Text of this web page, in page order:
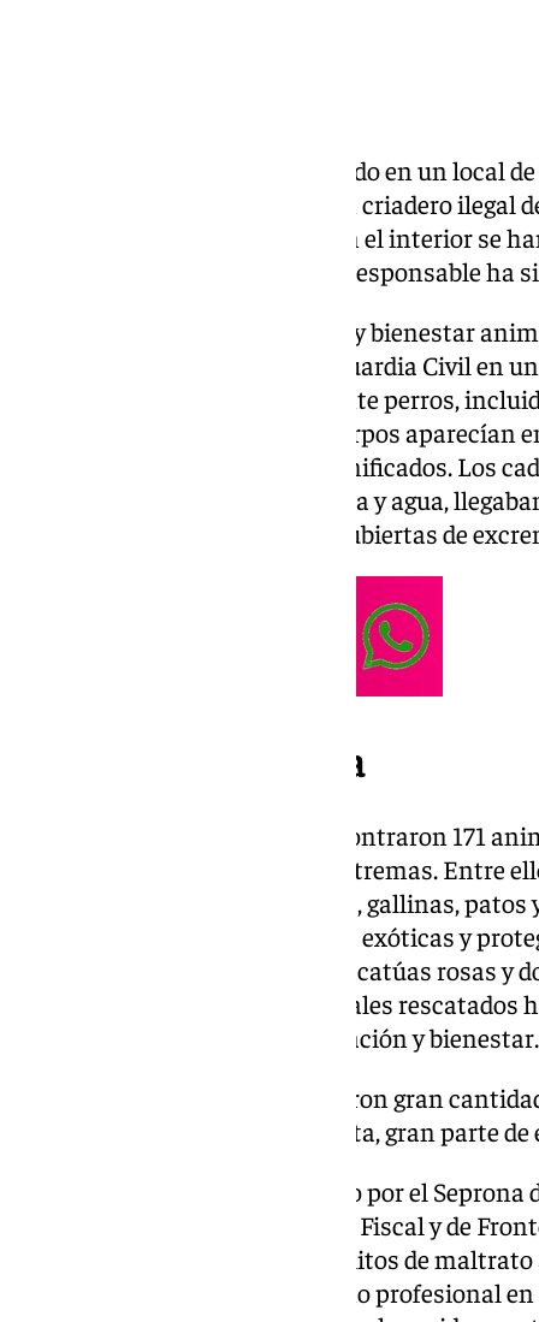
ha desmantelado en un local
municipio coruñés de Ordes, un criadero ilegal
parte trasera de un almacén. En el interior se
171 animales en riesgo vital. El responsable ha
«Las condiciones de salubridad y bienestar
deficientes», ha informado la Guardia Civil en
localizados había principalmente perros,
distintas especies. Muchos cuerpos aparecían
descomposición, e incluso momificados. Los
vivos que, ante la falta de comida y agua,
Las jaulas y perreras estaban cubiertas de
171 animales con vida
Durante la intervención se encontraron 171
encontraban en condiciones extremas. Entre
gallinas, patos, caballos enanos, gallinas,
últimas, se incautaron especies exóticas y
del Convenio Cites, como dos cacatúas rosas y
azul y amarillo. Todos los animales rescatados
especializados para su recuperación y bienestar.
Los agentes también descubrieron gran
veterinario profesional sin receta, gran parte de
El operativo se ha llevado a cabo por el
inspección inicial de la patrulla Fiscal y de
abiertas incluyen supuestos delitos de
especies protegidas e intrusismo profesional